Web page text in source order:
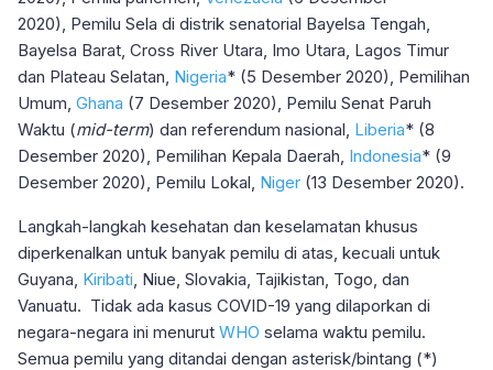
2020), Pemilu Sela di distrik senatorial Bayelsa Tengah,
Bayelsa Barat, Cross River Utara, Imo Utara, Lagos Timur
dan Plateau Selatan, Nigeria* (5 Desember 2020), Pemilihan
Umum, Ghana (7 Desember 2020), Pemilu Senat Paruh
Waktu (mid-term) dan referendum nasional, Liberia* (8
Desember 2020), Pemilihan Kepala Daerah, Indonesia* (9
Desember 2020), Pemilu Lokal, Niger (13 Desember 2020).
Langkah-langkah kesehatan dan keselamatan khusus
diperkenalkan untuk banyak pemilu di atas, kecuali untuk
Guyana, Kiribati , Niue, Slovakia, Tajikistan, Togo, dan
Vanuatu. Tidak ada kasus COVID-19 yang dilaporkan di
negara-negara ini menurut WHO selama waktu pemilu.
Semua pemilu yang ditandai dengan asterisk/bintang (*)